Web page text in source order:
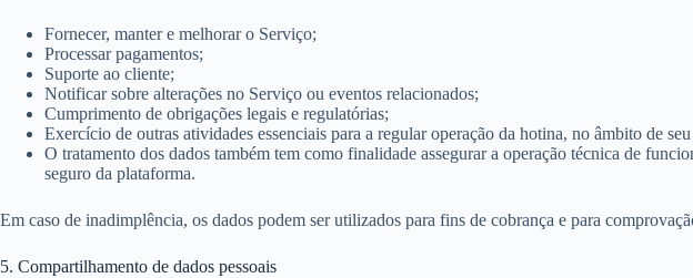
Fornecer, manter e melhorar o Serviço;
Processar pagamentos;
Suporte ao cliente;
Notificar sobre alterações no Serviço ou eventos relacionados;
Cumprimento de obrigações legais e regulatórias;
Exercício de outras atividades essenciais para a regular operação da hotina, no âmbito de
O tratamento dos dados também tem como finalidade assegurar a operação técnica de
seguro da plataforma.
Em caso de inadimplência, os dados podem ser utilizados para fins de cobrança e para
5. Compartilhamento de dados pessoais